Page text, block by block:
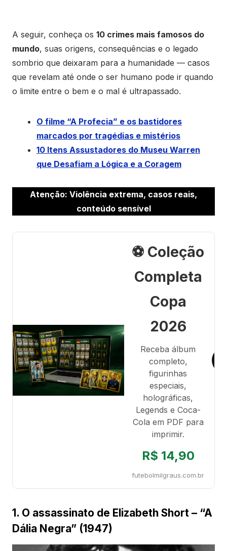
A seguir, conheça os 10 crimes mais famosos do
mundo, suas origens, consequências e o legado
sombrio que deixaram para a humanidade — casos
que revelam até onde o ser humano pode ir quando
o limite entre o bem e o mal é ultrapassado.
O filme “A Profecia” e os bastidores
marcados por tragédias e mistérios
10 Itens Assustadores do Museu Warren
que Desafiam a Lógica e a Coragem
Atenção: Violência extrema, casos reais,
conteúdo sensível
⚽ Coleção
Completa
Copa
2026
Receba álbum
completo,
figurinhas
especiais,
holográficas,
Legends e Coca-
Cola em PDF para
imprimir.
R$ 14,90
futebolmilgraus.com.br
1. O assassinato de Elizabeth Short – “A
Dália Negra” (1947)